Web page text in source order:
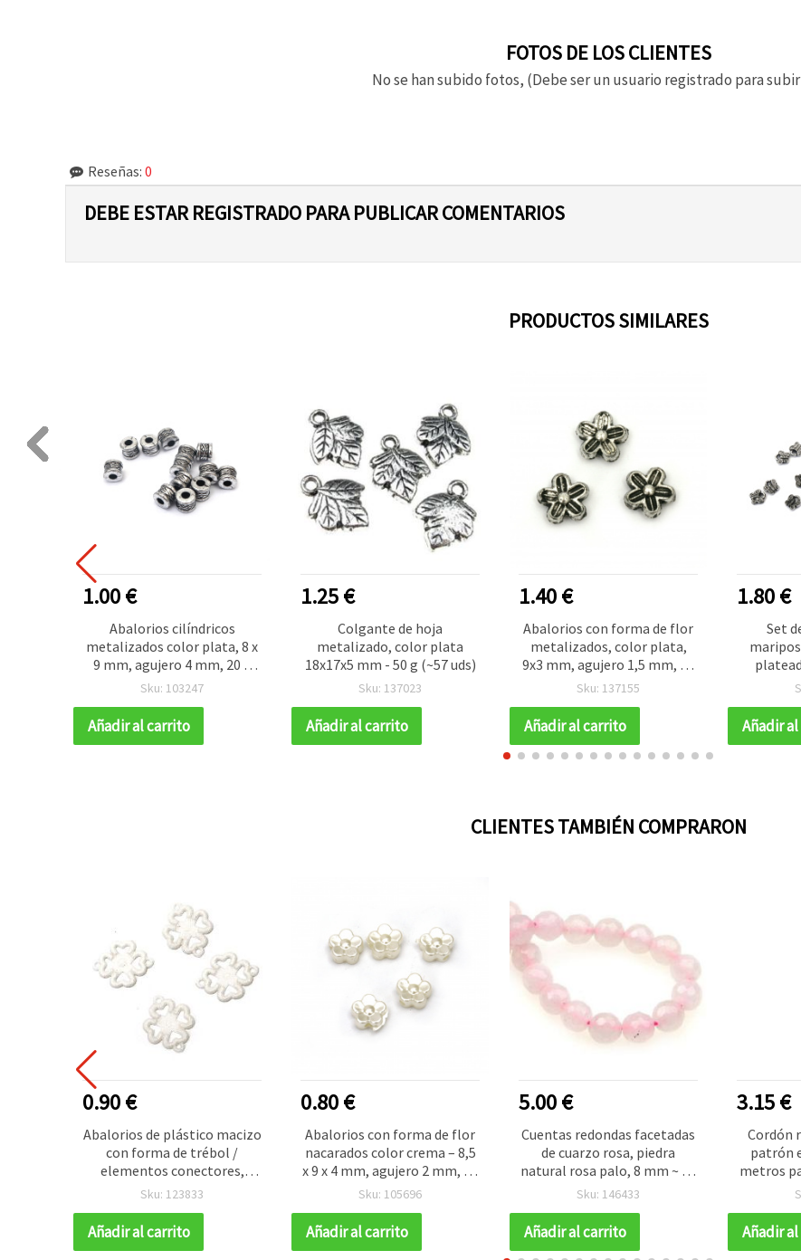
FOTOS DE LOS CLIENTES
No se han subido fotos, (Debe ser un usuario registrado para
Reseñas: 0
DEBE ESTAR REGISTRADO PARA PUBLICAR COMENTARIOS
PRODUCTOS SIMILARES
1.00 €
Abalorios cilíndricos
metalizados color plata, 8 x
9 mm, agujero 4 mm, 20 g
(aprox. 64 uds)
Sku: 103247
Añadir al carrito
1.25 €
Colgante de hoja
metalizado, color plata
18x17x5 mm - 50 g (~57 uds)
Sku: 137023
Añadir al carrito
1.40 €
Abalorios con forma de flor
metalizados, color plata,
9x3 mm, agujero 1,5 mm, 50
g (~428 uds)
Sku: 137155
Añadir al carrito
1.80 €
Set
negro,
Añadir
CLIENTES TAMBIÉN COMPRARON
0.90 €
Abalorios de plástico macizo
con forma de trébol /
elementos conectores,
30×23×2 mm, dos agujeros
(~70 uds.)
Sku: 123833
Añadir al carrito
0.80 €
Abalorios con forma de flor
nacarados color crema – 8,5
x 9 x 4 mm, agujero 2 mm, 50
piezas
Sku: 105696
Añadir al carrito
5.00 €
Cuentas redondas facetadas
de cuarzo rosa, piedra
natural rosa palo, 8 mm ~ 47
piezas por tira para bisutería
Sku: 146433
Añadir al carrito
3.15 €
Cordón
patrón
metros
Añadir